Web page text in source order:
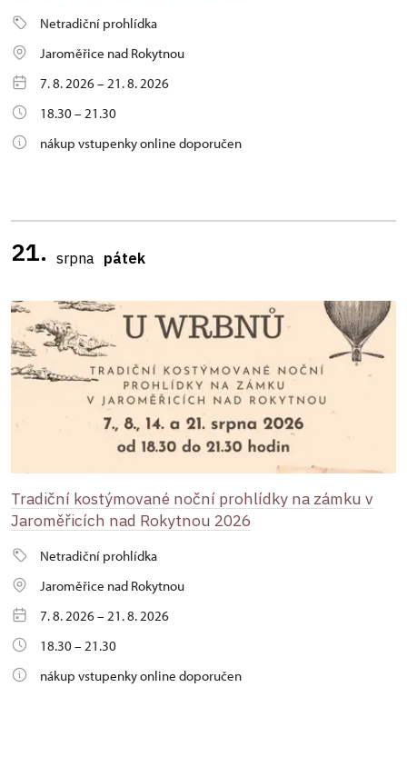
Netradiční prohlídka
Jaroměřice nad Rokytnou
7. 8. 2026 – 21. 8. 2026
18.30 – 21.30
nákup vstupenky online doporučen
21. srpna pátek
Tradiční kostýmované noční prohlídky na zámku v
Jaroměřicích nad Rokytnou 2026
Netradiční prohlídka
Jaroměřice nad Rokytnou
7. 8. 2026 – 21. 8. 2026
18.30 – 21.30
nákup vstupenky online doporučen